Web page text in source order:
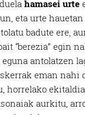
hamasei urte
eta urte
badute ere,
“berezia” egin
antolatzen
eman nahi
horrelako
aurkitu,